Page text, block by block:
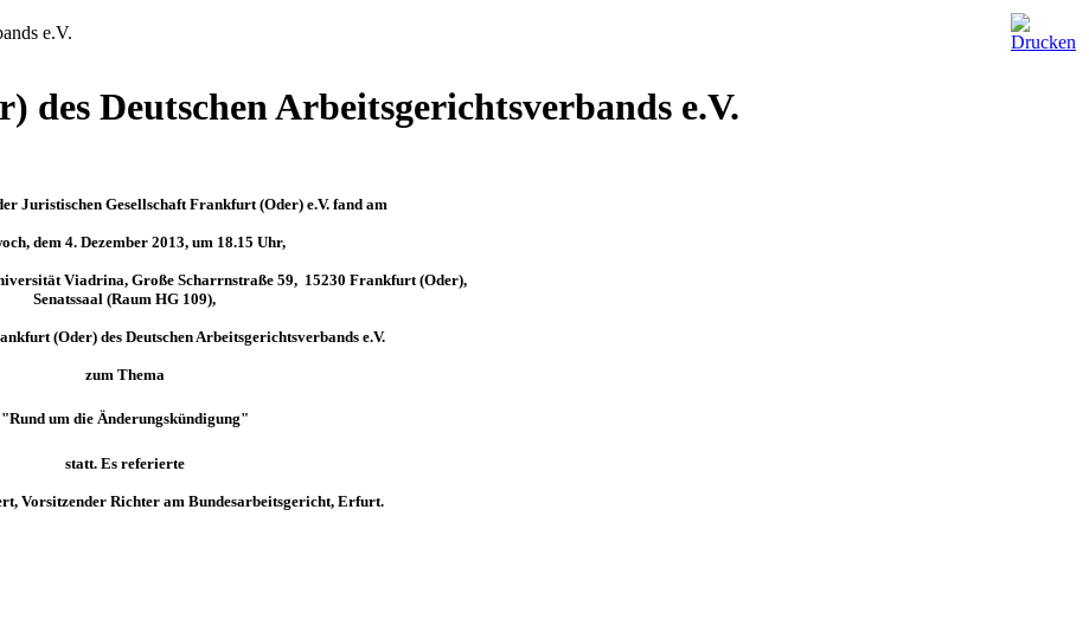
e.V.
Deutschen Arbeitsgerichtsverbands e.V.
Juristischen Gesellschaft Frankfurt (Oder) e.V. fand am
dem 4. Dezember 2013, um 18.15 Uhr,
Viadrina, Große Scharrnstraße 59, 15230 Frankfurt (Oder),
Senatssaal (Raum HG 109),
(Oder) des Deutschen Arbeitsgerichtsverbands e.V.
zum Thema
"Rund um die Änderungskündigung"
statt. Es referierte
Vorsitzender Richteram Bundesarbeitsgericht, Erfurt.